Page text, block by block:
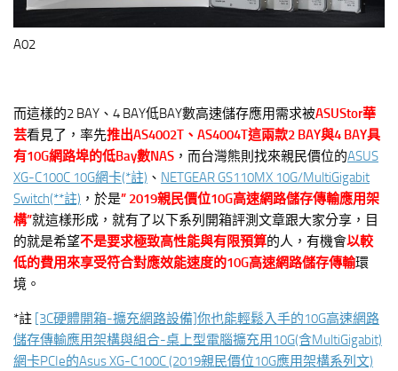
A02
而這樣的2 BAY、4 BAY低BAY數高速儲存應用需求被ASUStor華
芸看見了，率先推出AS4002T、AS4004T這兩款2 BAY與4 BAY具
有10G網路埠的低Bay數NAS ，而台灣熊則找來親民價位的ASUS
XG-C100C 10G網卡(*註) 、 NETGEAR GS110MX 10G/MultiGigabit
Switch(**註) ，於是” 2019親民價位10G高速網路儲存傳輸應用架
構”就這樣形成，就有了以下系列開箱評測文章跟大家分享，目
的就是希望不是要求極致高性能與有限預算的人，有機會以較
低的費用來享受符合對應效能速度的10G高速網路儲存傳輸環
境。
*註 [3C硬體開箱-擴充網路設備]你也能輕鬆入手的10G高速網路
儲存傳輸應用架構與組合-桌上型電腦擴充用10G(含MultiGigabit)
網卡PCIe的Asus XG-C100C (2019親民價位10G應用架構系列文)